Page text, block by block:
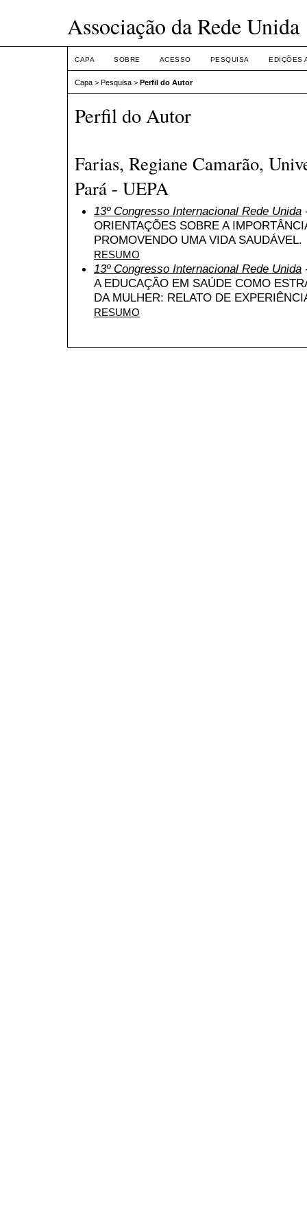
Associação da Rede Unida
CAPA SOBRE ACESSO PESQUISA EDIÇÕES
Capa > Pesquisa > Perfil do Autor
Perfil do Autor
Farias, Regiane Camarão,
Pará - UEPA
13º Congresso Internacional Rede Unida
ORIENTAÇÕES SOBRE A
PROMOVENDO UMA VIDA SAUDÁVEL.
RESUMO
13º Congresso Internacional Rede Unida
A EDUCAÇÃO EM SAÚDE COMO
DA MULHER: RELATO DE
RESUMO